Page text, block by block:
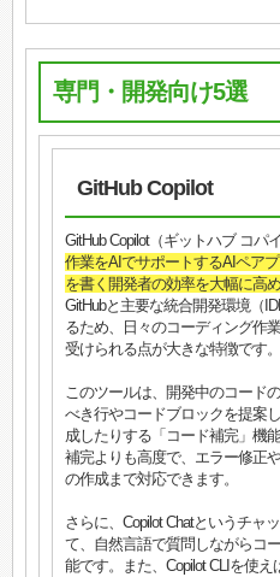
専門・開発向け5選
GitHub Copilot
GitHub Copilot（ギットハブ コパ
作業をAIでサポートするAIペア
を書く開発者の効率を大幅に高
GitHubと主要な統合開発環境（
るため、日々のコーディング作
受けられる点が大きな特徴です。
このツールは、開発中のコード
べき行やコードブロックを提案
成したりする「コード補完」機
補完よりも高度で、エラー修正
の作成まで対応できます。
さらに、Copilot Chatというチャ
て、自然言語で質問しながらコ
能です。また、Copilot CLIを使